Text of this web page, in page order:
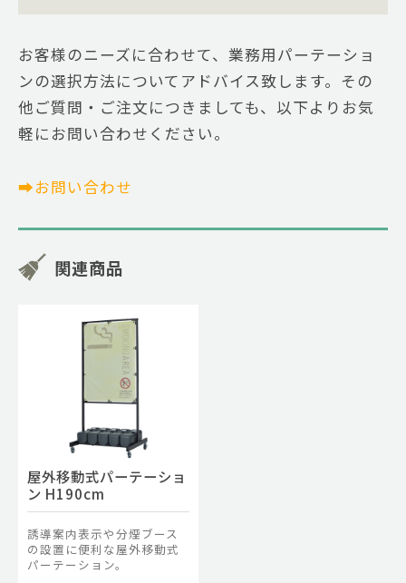
お客様のニーズに合わせて、業務用パーテーショ
ンの選択方法についてアドバイス致します。その
他ご質問・ご注文につきましても、以下よりお気
軽にお問い合わせください。
➡お問い合わせ
関連商品
屋外移動式パーテーショ
ン H190cm
誘導案内表示や分煙ブース
の設置に便利な屋外移動式
パーテーション。